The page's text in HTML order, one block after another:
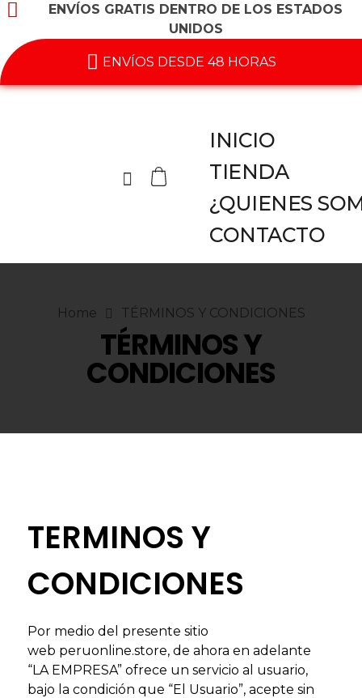
ENVÍOS GRATIS DENTRO DE LOS ESTADOS
UNIDOS
ENVÍOS DESDE 48 HORAS
INICIO
TIENDA
¿QUIENES
CONTACTO
Home TÉRMINOS Y CONDICIONES
TÉRMINOS Y
CONDICIONES
TERMINOS Y
CONDICIONES
Por medio del presente sitio
web peruonline.store, de ahora en adelante
“LA EMPRESA” ofrece un servicio al usuario,
bajo la condición que “El Usuario”, acepte sin